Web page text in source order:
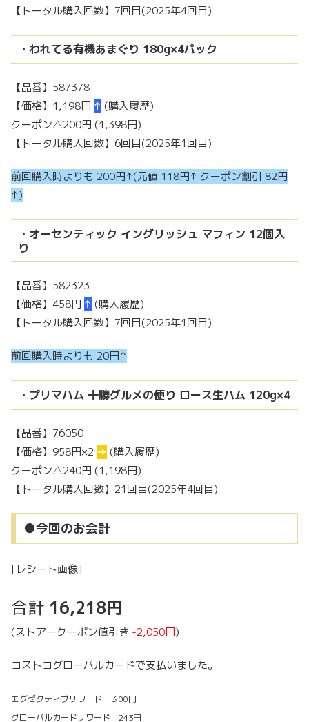
【トータル購入回数】7回目(2025年4回目)
・われてる有機あまぐり 180g×4パック
【品番】587378
【価格】1,198円 ↑ (購入履歴)
クーポン△200円 (1,398円)
【トータル購入回数】6回目(2025年1回目)
前回購入時よりも 200円↑(元値 118円↑ クーポン割引 82円
↑)
・オーセンティック イングリッシュ マフィン 12個入
り
【品番】582323
【価格】458円 ↑ (購入履歴)
【トータル購入回数】7回目(2025年1回目)
前回購入時よりも 20円↑
・プリマハム 十勝グルメの便り ロース生ハム 120g×4
【品番】76050
【価格】958円×2 → (購入履歴)
クーポン△240円 (1,198円)
【トータル購入回数】21回目(2025年4回目)
●今回のお会計
[レシート画像]
合計 16,218円
(ストアークーポン値引き -2,050円)
コストコグローバルカードで支払いました。
エグゼクティブリワード ３00円
グローバルカードリワード 243円